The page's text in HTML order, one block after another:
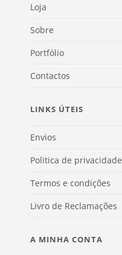
Loja
Sobre
Portfólio
Contactos
LINKS ÚTEIS
Envios
Politica de privacidade
Termos e condições
Livro de Reclamações
A MINHA CONTA